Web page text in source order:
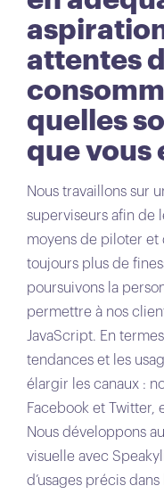
attentes
quelles
que vous
Nous travaillons sur
superviseurs afin de
moyens de piloter et
toujours plus de
poursuivons la
permettre à nos
JavaScript. En
tendances et les
élargir les canaux :
Facebook et Twitter,
Nous développons
visuelle avec
d’usages précis